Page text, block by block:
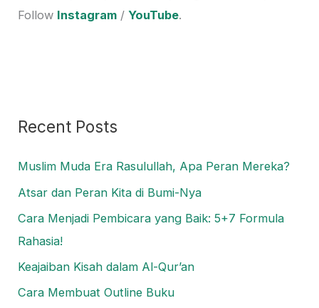
r
Follow Instagram /YouTube.
Recent Posts
Muslim Muda Era Rasulullah, Apa Peran Mereka?
Atsar dan Peran Kita di Bumi-Nya
Cara Menjadi Pembicara yang Baik: 5+7 Formula
Rahasia!
Keajaiban Kisah dalam Al-Qur’an
Cara Membuat Outline Buku